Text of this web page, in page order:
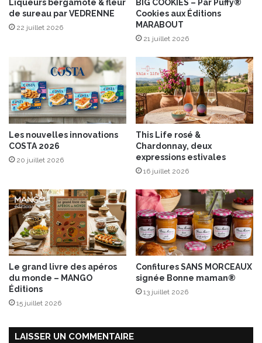
e
t
v
i
g
r
e
d
e
m
a
g
u
e
Liqueurs bergamote & fleur
de sureau par VEDRENNE
22 juillet 2026
BIG COOKIES – Par Puffy®
Cookies aux Éditions
MARABOUT
21 juillet 2026
Les nouvelles innovations
COSTA 2026
20 juillet 2026
This Life rosé &
Chardonnay, deux
expressions estivales
16 juillet 2026
Le grand livre des apéros
du monde – MANGO
Éditions
15 juillet 2026
Confitures SANS MORCEAUX
signée Bonne maman®
13 juillet 2026
LAISSER UN COMMENTAIRE